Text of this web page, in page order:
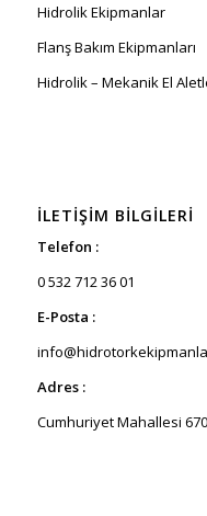
Hidrolik Ekipmanlar
Flanş Bakım Ekipmanları
Hidrolik – Mekanik El
İLETIŞIM BILGILERI
Telefon :
0 532 712 36 01
E-Posta :
Adres :
Cumhuriyet Mahallesi